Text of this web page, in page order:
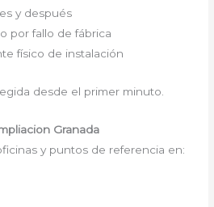
y después
por fallo de fábrica
físico de instalación
desde el primer minuto.
Granada
y puntos de referencia en: